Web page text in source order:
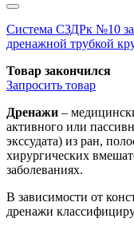
Система СЗДРк №10
дренажной трубкой
Товар закончился
Запросить товар
Дренажи –
активного или
экссудата) из ран,
хирургических
заболеваниях.
В зависимости от
дренажи